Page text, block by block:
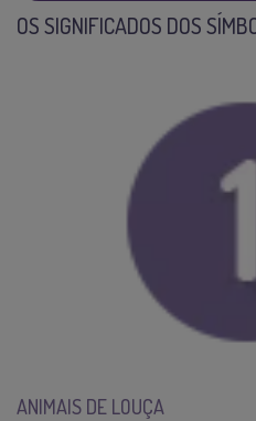
OS SIGNIFICADOS DOS
ANIMAIS DE LOUÇA